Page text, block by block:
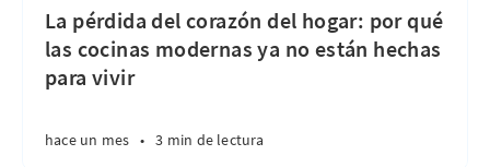
La pérdida del corazón del hogar: por qué
las cocinas modernas ya no están hechas
para vivir
hace un mes • 3 min de lectura